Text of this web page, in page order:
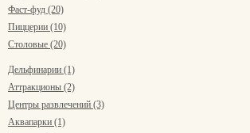
Фаст-фуд (20)
Пиццерии (10)
Столовые (20)
Дельфинарии (1)
Аттракционы (2)
Центры развлечений (3)
Аквапарки (1)